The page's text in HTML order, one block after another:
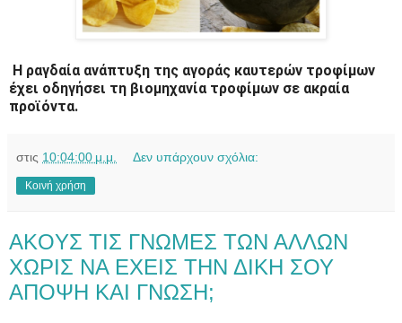
Η ραγδαία ανάπτυξη της αγοράς καυτερών τροφίμων
έχει οδηγήσει τη βιομηχανία τροφίμων σε ακραία
προϊόντα.
στις 10:04:00 μ.μ. Δεν υπάρχουν σχόλια:
Κοινή χρήση
AKOYΣ ΤΙΣ ΓΝΩΜΕΣ ΤΩΝ ΑΛΛΩΝ
ΧΩΡΙΣ ΝΑ ΕΧΕΙΣ ΤΗΝ ΔΙΚΗ ΣΟΥ
ΑΠΟΨΗ ΚΑΙ ΓΝΩΣΗ;